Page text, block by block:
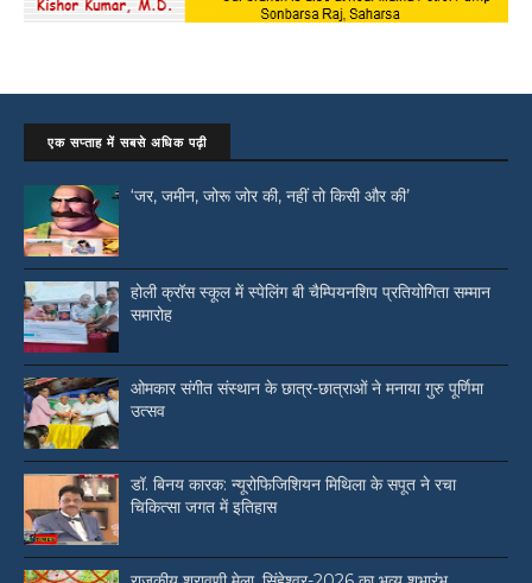
एक सप्ताह में सबसे अधिक पढ़ी
‘जर, जमीन, जोरू जोर की, नहीं तो किसी और की’
होली क्रॉस स्कूल में स्पेलिंग बी चैम्पियनशिप प्रतियोगिता सम्मान
समारोह
ओमकार संगीत संस्थान के छात्र-छात्राओं ने मनाया गुरु पूर्णिमा
उत्सव
डॉ. बिनय कारक: न्यूरोफिजिशियन मिथिला के सपूत ने रचा
चिकित्सा जगत में इतिहास